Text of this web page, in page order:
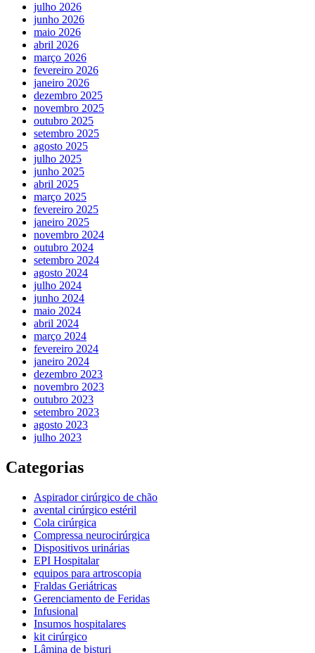
julho 2026
junho 2026
maio 2026
abril 2026
março 2026
fevereiro 2026
janeiro 2026
dezembro 2025
novembro 2025
outubro 2025
setembro 2025
agosto 2025
julho 2025
junho 2025
abril 2025
março 2025
fevereiro 2025
janeiro 2025
novembro 2024
outubro 2024
setembro 2024
agosto 2024
julho 2024
junho 2024
maio 2024
abril 2024
março 2024
fevereiro 2024
janeiro 2024
dezembro 2023
novembro 2023
outubro 2023
setembro 2023
agosto 2023
julho 2023
Categorias
Aspirador cirúrgico de chão
avental cirúrgico estéril
Cola cirúrgica
Compressa neurocirúrgica
Dispositivos urinárias
EPI Hospitalar
equipos para artroscopia
Fraldas Geriátricas
Gerenciamento de Feridas
Infusional
Insumos hospitalares
kit cirúrgico
Lâmina de bisturi